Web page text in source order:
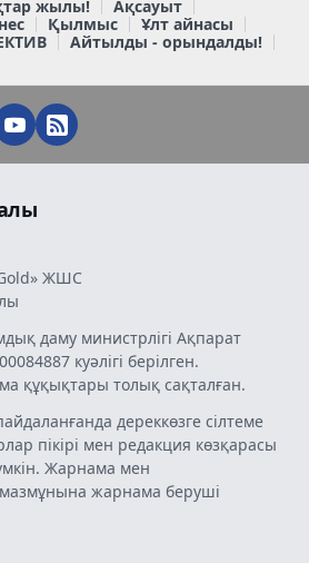
жылы!
Ақсауыт
Қылмыс
Ұлт айнасы
Айтылды - орындалды!
ЖШС
даму министрлігі Ақпарат
куәлігі берілген.
құқықтары толық сақталған.
дереккөзге сілтеме
пікірі мен редакция көзқарасы
Жарнама мен
жарнама беруші